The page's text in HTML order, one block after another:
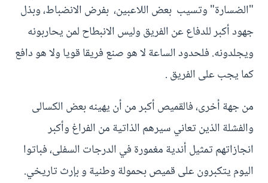
"الضسارة" وتسيب بعض اللاعبين، بفرض الانضباط، وبذل
جهود أكبر للدفاع عن الفريق وليس الانبطاح لمن يحاربونه
ويجلدونه. فلحدود الساعة لا هو صنع فريقا قويا ولا هو دافع
كما يجب على الفريق .
من جهة أخرى، فالقميص أكبر من أن يهينه بعض الكسالى
والفشلة الذين تعاني سيرهم الذاتية من الفراغ وأكبر
انجازاتهم تمثيل أندية مغمورة في الدرجات السفلى، فباتوا
اليوم يتكبرون على قميص بحمولة وطنية و بإرث تاريخي.